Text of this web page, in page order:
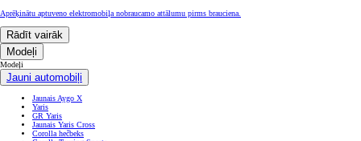
Aprēķinātu aptuveno elektromobiļa nobraucamo attālumu pirms brauciena.
Rādīt vairāk
Modeļi
Modeļi
Jauni automobiļi
Jaunais Aygo X
Yaris
GR Yaris
Jaunais Yaris Cross
Corolla hečbeks